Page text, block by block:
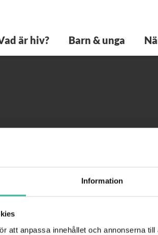
Information
att anpassa innehållet och annonserna
är hiv? Barn & unga
WEBBYRÅ: PIGMENT AB